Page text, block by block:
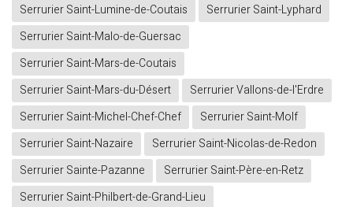
Serrurier Saint-Lumine-de-Coutais
Serrurier Saint-Lyphard
Serrurier Saint-Malo-de-Guersac
Serrurier Saint-Mars-de-Coutais
Serrurier Saint-Mars-du-Désert
Serrurier Vallons-de-l'Erdre
Serrurier Saint-Michel-Chef-Chef
Serrurier Saint-Molf
Serrurier Saint-Nazaire
Serrurier Saint-Nicolas-de-Redon
Serrurier Sainte-Pazanne
Serrurier Saint-Père-en-Retz
Serrurier Saint-Philbert-de-Grand-Lieu